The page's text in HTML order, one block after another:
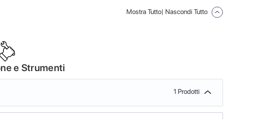
Mostra Tutto| Nascondi Tutto
e Strumenti
1 Prodotti